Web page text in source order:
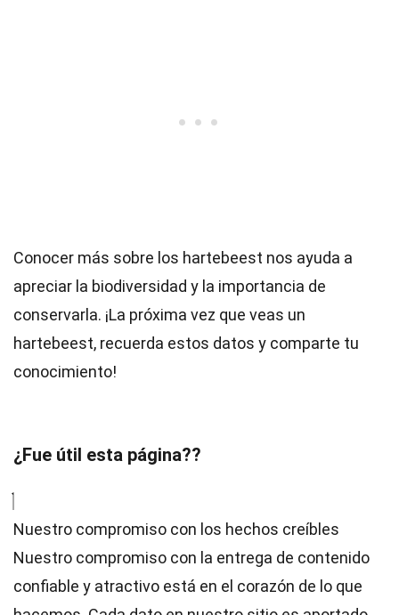
Conocer más sobre los hartebeest nos ayuda a
apreciar la biodiversidad y la importancia de
conservarla. ¡La próxima vez que veas un
hartebeest, recuerda estos datos y comparte tu
conocimiento!
¿Fue útil esta página??
Nuestro compromiso con los hechos creíbles
Nuestro compromiso con la entrega de contenido
confiable y atractivo está en el corazón de lo que